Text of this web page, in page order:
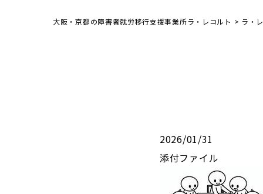
大阪・京都の障害者就労移行支援事業所ラ・レコルト > ラ・
2026/01/31
添付ファイル